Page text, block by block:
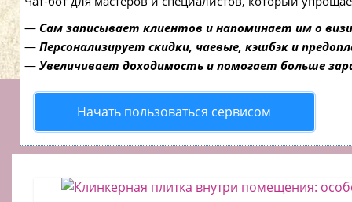
— Сам записывает клиентов и напоминает им о
— Персонализирует скидки, чаевые, кэшбэк и
— Увеличивает доходимость и помогает больше
Начать пользоваться сервисом